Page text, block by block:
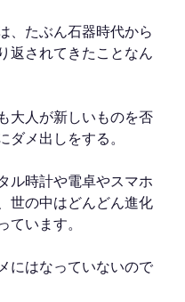
、たぶん石器時代から
返されてきたことなん
大人が新しいものを否
ダメ出しをする。
ル時計や電卓やスマホ
世の中はどんどん進化
ています。
にはなっていないので